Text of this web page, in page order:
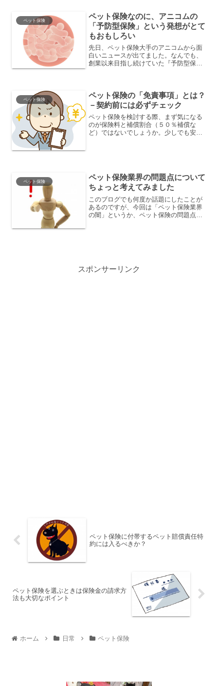
険についてよくネット調査...
ペット保険
ペット保険なのに、アニコムの
「予防型保険」という発想がとて
もおもしろい
先日、ペット保険大手のアニコムから面
白いニュースが出てました。なんでも、
創業以来目指し続けていた『予防型保
査し、「病気になるリスク」を...
ペット保険
ペット保険の「免責事項」とは？
－契約前には必ずチェック
ペット保険を検討する際、まず気になる
のが保険料と補償割合（５０％補償な
ど）ではないでしょうか。少しでも安い
ペット保険
ペット保険業界の問題点について
ちょっと考えてみました
このブログでも何度か話題にしたことが
あるのですが、今回は「ペット保険業界
の闇」というか、ペット保険の問題点に
スポンサーリンク
ペット保険に付帯するペット賠償責任特
約には入るべきか？
ペット保険を選ぶときは保険金の請求方
法も大切なポイント
ホーム 日常 ペット保険